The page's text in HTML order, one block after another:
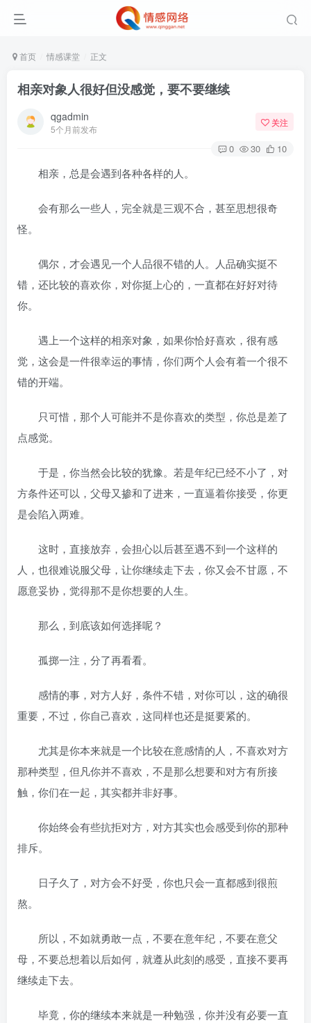
首页 情感课堂 正文
相亲对象人很好但没感觉，要不要继续
qgadmin
5个月前发布
关注
0 30 10
相亲，总是会遇到各种各样的人。
会有那么一些人，完全就是三观不合，甚至思想很奇
怪。
偶尔，才会遇见一个人品很不错的人。人品确实挺不
错，还比较的喜欢你，对你挺上心的，一直都在好好对待
你。
遇上一个这样的相亲对象，如果你恰好喜欢，很有感
觉，这会是一件很幸运的事情，你们两个人会有着一个很不
错的开端。
只可惜，那个人可能并不是你喜欢的类型，你总是差了
点感觉。
于是，你当然会比较的犹豫。若是年纪已经不小了，对
方条件还可以，父母又掺和了进来，一直逼着你接受，你更
是会陷入两难。
这时，直接放弃，会担心以后甚至遇不到一个这样的
人，也很难说服父母，让你继续走下去，你又会不甘愿，不
愿意妥协，觉得那不是你想要的人生。
那么，到底该如何选择呢？
孤掷一注，分了再看看。
感情的事，对方人好，条件不错，对你可以，这的确很
重要，不过，你自己喜欢，这同样也还是挺要紧的。
尤其是你本来就是一个比较在意感情的人，不喜欢对方
那种类型，但凡你并不喜欢，不是那么想要和对方有所接
触，你们在一起，其实都并非好事。
你始终会有些抗拒对方，对方其实也会感受到你的那种
排斥。
日子久了，对方会不好受，你也只会一直都感到很煎
熬。
所以，不如就勇敢一点，不要在意年纪，不要在意父
母，不要总想着以后如何，就遵从此刻的感受，直接不要再
继续走下去。
毕竟，你的继续本来就是一种勉强，你并没有必要一直